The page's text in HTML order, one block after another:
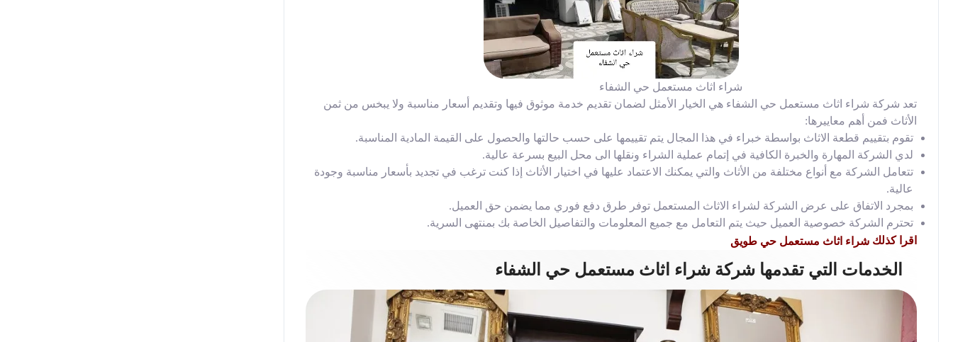
شراء اثاث مستعمل حي الشفاء
تعد شركة شراء اثاث مستعمل حي الشفاء هي الخيار الأمثل لضمان تقديم خدمة موثوق فيها وتقديم أسعار مناسبة ولا يبخس من ثمن
الأثاث فمن أهم معاييرها:
تقوم بتقييم قطعة الاثاث بواسطة خبراء في هذا المجال يتم تقييمها على حسب حالتها والحصول على القيمة المادية المناسبة.
لدي الشركة المهارة والخبرة الكافية في إتمام عملية الشراء ونقلها الى محل البيع بسرعة عالية.
تتعامل الشركة مع أنواع مختلفة من الأثاث والتي يمكنك الاعتماد عليها في اختيار الأثاث إذا كنت ترغب في تجديد بأسعار مناسبة وجودة
عالية.
بمجرد الاتفاق على عرض الشركة لشراء الاثاث المستعمل توفر طرق دفع فوري مما يضمن حق العميل.
تحترم الشركة خصوصية العميل حيث يتم التعامل مع جميع المعلومات والتفاصيل الخاصة بك بمنتهى السرية.
اقرا كذلك شراء اثاث مستعمل حي طويق
الخدمات التي تقدمها شركة شراء اثاث مستعمل حي الشفاء